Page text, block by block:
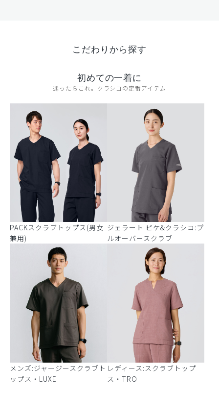
こだわりから探す
初めての一着に
迷ったらこれ。クラシコの定番アイテム
PACKスクラブトップス(男女
兼用)
ジェラート ピケ&クラシコ:プ
ルオーバースクラブ
メンズ:ジャージースクラブト
ップス・LUXE
レディース:スクラブトップ
ス・TRO